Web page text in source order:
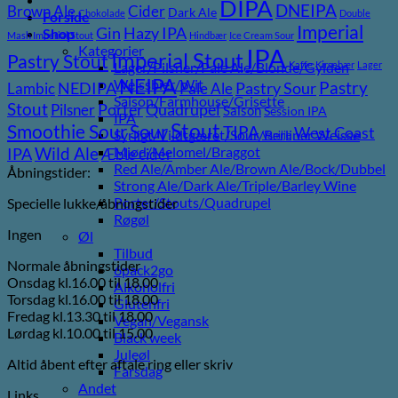
Forside
Shop
Kategorier
Lager/Pilsner/Pale Ale/Blonde/Gylden
Weissbier/Wit
Saison/Farmhouse/Grisette
IPA
Syrligt/Vildtgæret/Sour/Berliner Weisse
Mjød/Melomel/Braggot
Red Ale/Amber Ale/Brown Ale/Bock/Dubbel
Strong Ale/Dark Ale/Triple/Barley Wine
Porter/Stouts/Quadrupel
Røgøl
Øl
Tilbud
6pack2go
Alkoholfri
Glutenfri
Vegan/Vegansk
Black week
Juleøl
Farsdag
Andet
Brown Ale Chokolade Cider Dark Ale DIPA DNEIPA Double
Mash Imperial Stout Gin Hazy IPA Hindbær Ice Cream Sour Imperial
Pastry StoutImperial StoutIPA Kaffe Kirsebær Lager
Lambic NEDIPANEIPAPale Ale Pastry Sour Pastry
Stout Pilsner PorterQuadrupelSaisonSession IPA
Smoothie SourSourStoutTIPA Vanilje West Coast
IPAWild Ale Æble cider
Åbningstider:
Specielle lukke/åbningstider
Ingen
Normale åbningstider
Onsdag kl.16.00 til 18.00
Torsdag kl.16.00 til 18.00
Fredag kl.13.30 til 18.00
Lørdag kl.10.00 til 15.00
Altid åbent efter aftale ring eller skriv